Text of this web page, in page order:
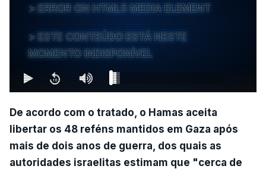
ERROR ON HTML5 MEDIA ELEMENT
ESTE CONTEÚDO ESTÁ NESTE
MOMENTO INDISPONÍVEL
De acordo com o tratado, o Hamas aceita
libertar os 48 reféns mantidos em Gaza após
mais de dois anos de guerra, dos quais as
autoridades israelitas estimam que "cerca de